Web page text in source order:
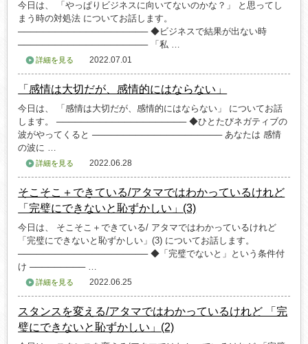
今日は、 「やっぱりビジネスに向いてないのかな？」 と思ってし
まう時の対処法 についてお話します。
───────────────────── ◆ビジネスで結果が出ない時
───────────────────── 「私 …
詳細を見る 2022.07.01
「感情は大切だが、感情的にはならない」
今日は、 「感情は大切だが、感情的にはならない」 についてお話
します。 ───────────────────── ◆ひとたびネガティブの
波がやってくると ───────────────────── あなたは 感情
の波に …
詳細を見る 2022.06.28
そこそこ＋できている/アタマではわかっているけれど
「完璧にできないと恥ずかしい」(3)
今日は、 そこそこ＋できている/ アタマではわかっているけれど
「完璧にできないと恥ずかしい」(3) についてお話します。
───────────────────── ◆「完璧でないと」という条件付
け ───────── …
詳細を見る 2022.06.25
スタンスを変える/アタマではわかっているけれど 「完
璧にできないと恥ずかしい」(2)